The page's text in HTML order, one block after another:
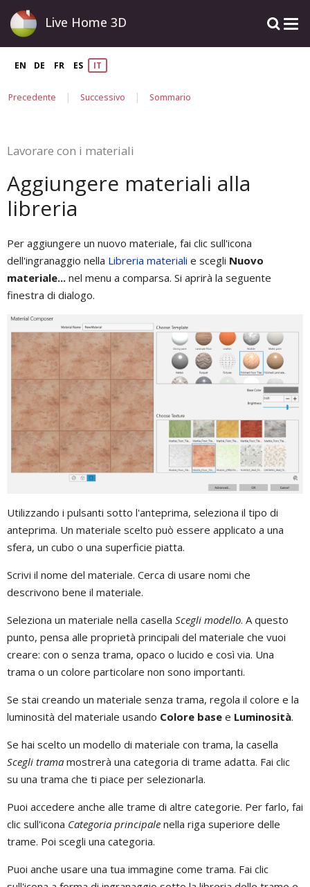
Live Home 3D
EN DE FR ES IT
Precedente | Successivo | Sommario
Lavorare con i materiali
Aggiungere materiali alla
libreria
Per aggiungere un nuovo materiale, fai clic sull'icona
dell'ingranaggio nella Libreria materiali e scegli Nuovo
materiale... nel menu a comparsa. Si aprirà la seguente
finestra di dialogo.
Utilizzando i pulsanti sotto l'anteprima, seleziona il tipo di
anteprima. Un materiale scelto può essere applicato a una
sfera, un cubo o una superficie piatta.
Scrivi il nome del materiale. Cerca di usare nomi che
descrivono bene il materiale.
Seleziona un materiale nella casella Scegli modello. A questo
punto, pensa alle proprietà principali del materiale che vuoi
creare: con o senza trama, opaco o lucido e così via. Una
trama o un colore particolare non sono importanti.
Se stai creando un materiale senza trama, regola il colore e la
luminosità del materiale usando Colore base e Luminosità.
Se hai scelto un modello di materiale con trama, la casella
Scegli trama mostrerà una categoria di trame adatta. Fai clic
su una trama che ti piace per selezionarla.
Puoi accedere anche alle trame di altre categorie. Per farlo, fai
clic sull'icona Categoria principale nella riga superiore delle
trame. Poi scegli una categoria.
Puoi anche usare una tua immagine come trama. Fai clic